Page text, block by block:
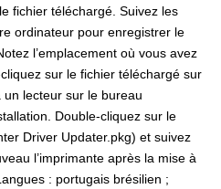
fichier téléchargé. Suivez les
ordinateur pour enregistrer le
l’emplacement où vous avez
sur le fichier téléchargé sur
lecteur sur le bureau
Double-cliquez sur le
Driver Updater.pkg) et suivez
l’imprimante après la mise à
: portugais brésilien ;